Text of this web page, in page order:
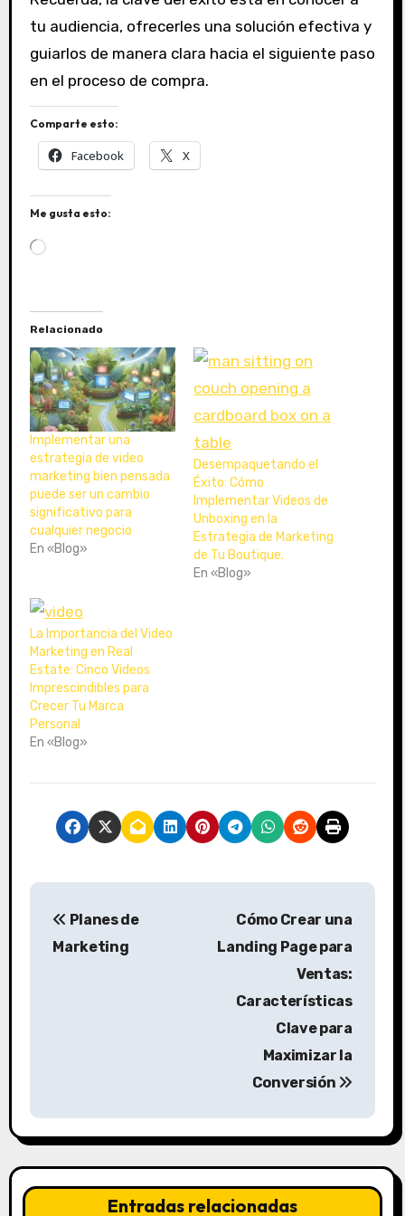
tu audiencia, ofrecerles una solución efectiva y
guiarlos de manera clara hacia el siguiente paso
en el proceso de compra.
Comparte esto:
Facebook X
Me gusta esto:
a
n
d
o
.
.
.
Relacionado
Implementar una
estrategia de video
marketing bien pensada
puede ser un cambio
significativo para
cualquier negocio
En «Blog»
Desempaquetando el
Éxito: Cómo
Implementar Videos de
Unboxing en la
Estrategia de Marketing
de Tu Boutique.
En «Blog»
La Importancia del Video
Marketing en Real
Estate: Cinco Videos
Imprescindibles para
Crecer Tu Marca
Personal
En «Blog»
N
c
i
ó
Planes de
Marketing
Cómo Crear una
Landing Page para
Ventas:
Características
Clave para
Maximizar la
Conversión
Entradas relacionadas